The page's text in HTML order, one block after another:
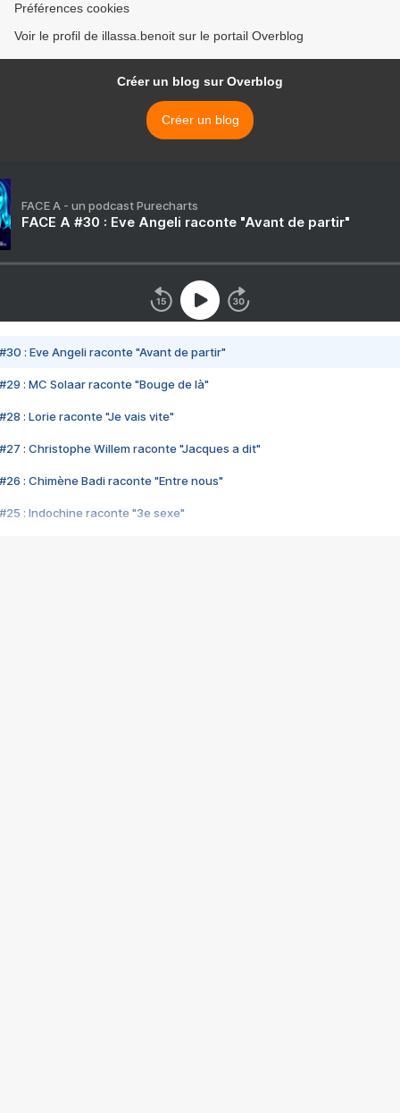
Préférences cookies
Voir le profil de illassa.benoit sur le portail Overblog
Créer un blog sur Overblog
Créer un blog
FACE A - un podcast Purecharts
FACE A #30 : Eve Angeli raconte "Avant de partir"
#30 : Eve Angeli raconte "Avant de partir"
#29 : MC Solaar raconte "Bouge de là"
#28 : Lorie raconte "Je vais vite"
#27 : Christophe Willem raconte "Jacques a dit"
#26 : Chimène Badi raconte "Entre nous"
#25 : Indochine raconte "3e sexe"